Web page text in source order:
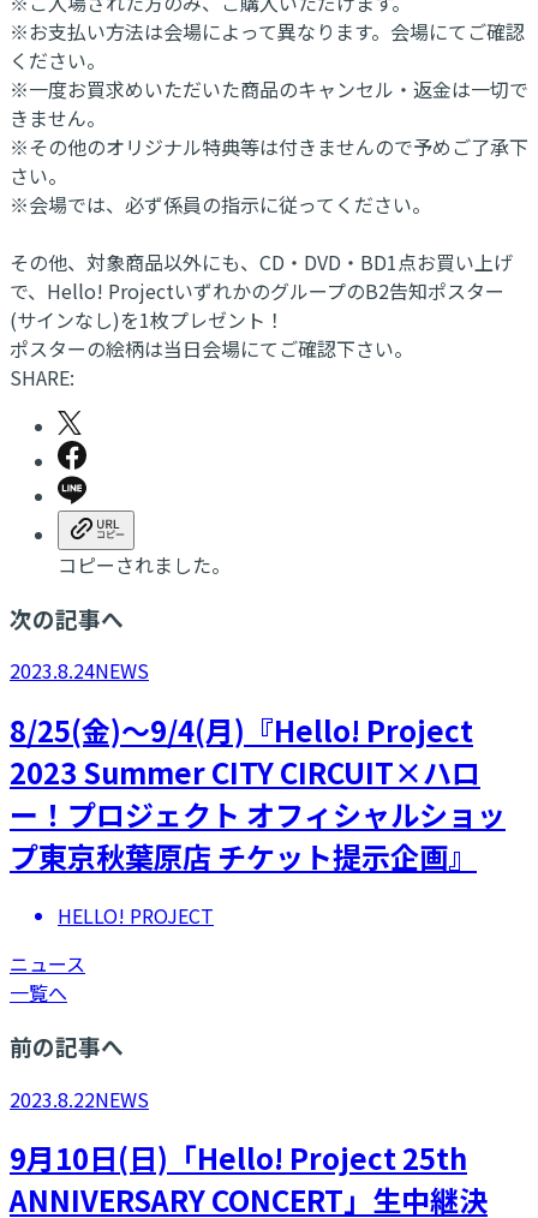
※お支払い方法は会場によって異なります。会場にてご確認
ください。
※一度お買求めいただいた商品のキャンセル・返金は一切で
きません。
※その他のオリジナル特典等は付きませんので予めご了承下
さい。
※会場では、必ず係員の指示に従ってください。
その他、対象商品以外にも、CD・DVD・BD1点お買い上げ
で、Hello! ProjectいずれかのグループのB2告知ポスター
(サインなし)を1枚プレゼント！
ポスターの絵柄は当日会場にてご確認下さい。
SHARE:
コピーされました。
次の記事へ
2023.8.24NEWS
8/25(金)～9/4(月)『Hello! Project
2023 Summer CITY CIRCUIT×ハロ
ー！プロジェクト オフィシャルショッ
プ東京秋葉原店 チケット提示企画』
HELLO! PROJECT
ニュース
一覧へ
前の記事へ
2023.8.22NEWS
9月10日(日)「Hello! Project 25th
ANNIVERSARY CONCERT」生中継決